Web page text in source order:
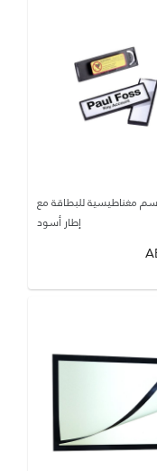
مغناطيسية للبطاقة مع
إطار أسود